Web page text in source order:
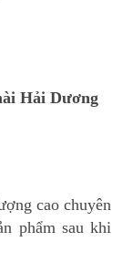
Hải Dương
cao chuyên
phẩm sau khi